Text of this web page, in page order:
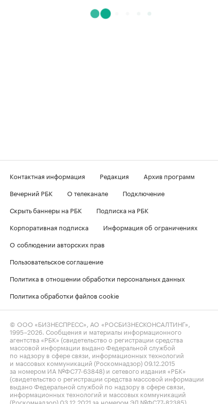
Контактная информация Редакция
Архив программ
Вечерний РБК
О телеканале
Подключение
Скрыть баннеры на РБК
Подписка на РБК
Корпоративная подписка
Информация об ограничениях
О соблюдении авторских прав
Пользовательское соглашение
Политика в отношении обработки персональных данных
Политика обработки файлов cookie
© ООО «БИЗНЕСПРЕСС», АО «РОСБИЗНЕСКОНСАЛТИНГ»,
1995–2026 . Сообщения и материалы информационного
агентства «РБК» (свидетельство о регистрации средства
массовой информации выдано Федеральной службой
по надзору в сфере связи, информационных технологий
и массовых коммуникаций (Роскомнадзор) 09.12.2015
за номером ИА №ФС77-63848) и сетевого издания «РБК»
(свидетельство о регистрации средства массовой информации
выдано Федеральной службой по надзору в сфере связи,
информационных технологий и массовых коммуникаций
(Роскомнадзор) 03.12.2021 за номером ЭЛ №ФС77-82385)